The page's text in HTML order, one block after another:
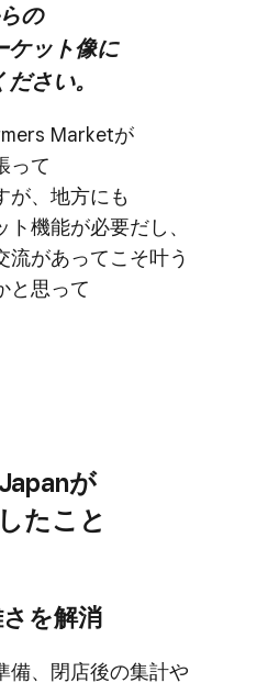
の​
ケット像に​
さい。
Marketが​
って​
が、​地方にも​
機能が​必要だし、​
流が​あってこそ​叶う​
と​思って
が​
た​こと
を​解消
備、​閉店後の​集計や​